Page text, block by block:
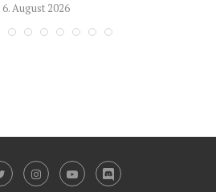
6. August 2026